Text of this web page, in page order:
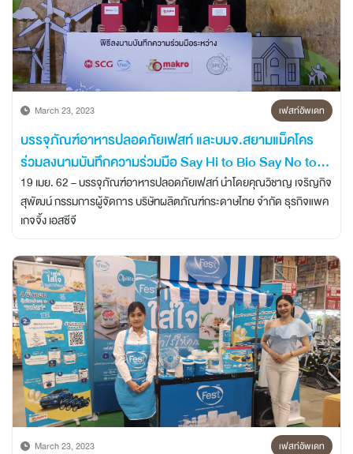
March 23, 2023 เฟสท์อัพเดท
บรรจุภัณฑ์อาหารปลอดภัยเฟสท์ และบมจ.สยามแม็คโคร
ร่วมลงนามบันทึกความร่วมมือ Say Hi to Bio Say No to
Foam
19 เมย. 62 – บรรจุภัณฑ์อาหารปลอดภัยเฟสท์ นำโดยคุณวิชาญ เจริญกิจ
สุพัฒน์ กรรมการผู้จัดการ บริษัทผลิตภัณฑ์กระดาษไทย จำกัด ธุรกิจแพค
เกจจิ้ง เอสซีจี
March 23, 2023 เฟสท์อัพเดท